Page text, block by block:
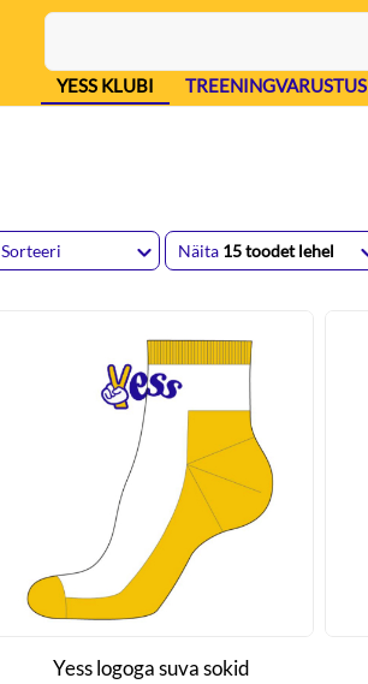
YESS KLUBI TREENINGVARUSTUS
Sorteeri Näita 15 toodet lehel
Yess logoga suva sokid